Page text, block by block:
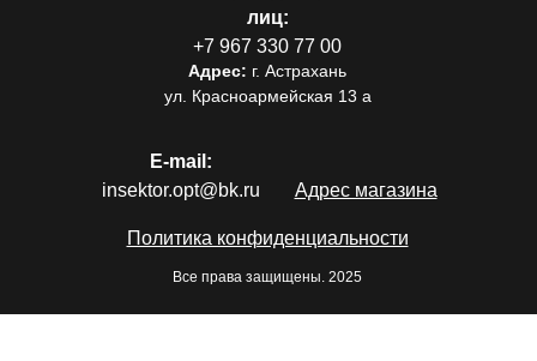
Все права защищены. 2025
лиц:
+7 967 330 77 00
Адрес: г. Астрахань
ул. Красноармейская 13 а
E-mail:
insektor.opt@bk.ru
Политика конфиденциальности
Адрес магазина